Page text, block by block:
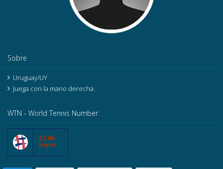
Sobre
Uruguay/UY
Juega con la mano derecha.
WTN - World Tennis Number
27,66
Singles